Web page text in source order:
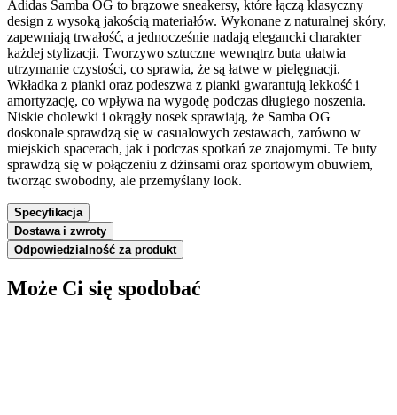
Adidas Samba OG to brązowe sneakersy, które łączą klasyczny
design z wysoką jakością materiałów. Wykonane z naturalnej skóry,
zapewniają trwałość, a jednocześnie nadają elegancki charakter
każdej stylizacji. Tworzywo sztuczne wewnątrz buta ułatwia
utrzymanie czystości, co sprawia, że są łatwe w pielęgnacji.
Wkładka z pianki oraz podeszwa z pianki gwarantują lekkość i
amortyzację, co wpływa na wygodę podczas długiego noszenia.
Niskie cholewki i okrągły nosek sprawiają, że Samba OG
doskonale sprawdzą się w casualowych zestawach, zarówno w
miejskich spacerach, jak i podczas spotkań ze znajomymi. Te buty
sprawdzą się w połączeniu z dżinsami oraz sportowym obuwiem,
tworząc swobodny, ale przemyślany look.
Specyfikacja
Dostawa i zwroty
Odpowiedzialność za produkt
Może Ci się spodobać